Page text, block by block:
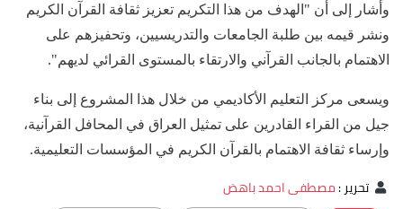
وأشار إلى أن "الهدف من هذا التكريم تعزيز ثقافة القرآن الكريم
ونشر قيمه بين طلبة الجامعات والتدريسيين، وتحفيزهم على
الاهتمام بالجانب القرآني والارتقاء بالمستوى القرائي لديهم".
ويسعى مركز التعليم الأكاديمي من خلال هذا المشروع إلى بناء
جيل من القراء القادرين على تمثيل العراق في المحافل القرآنية،
وإرساء ثقافة الاهتمام بالقرآن الكريم في المؤسسات التعليمية.
تحرير:مصطفى احمد باهض